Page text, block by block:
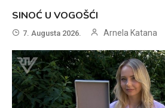
SINOĆ U VOGOŠĆI
7. Augusta 2026. Arnela Katana